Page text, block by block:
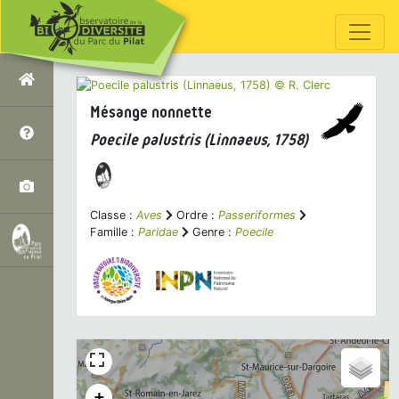
Mésange nonnette
Poecile palustris(Linnaeus, 1758)
Classe : Aves Ordre : Passeriformes
Famille : Paridae Genre : Poecile